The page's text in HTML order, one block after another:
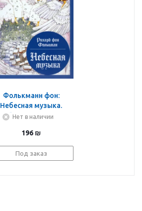
Фолькманн фон:
Небесная музыка.
Сборник сказок
Нет в наличии
196 ₪
Под заказ